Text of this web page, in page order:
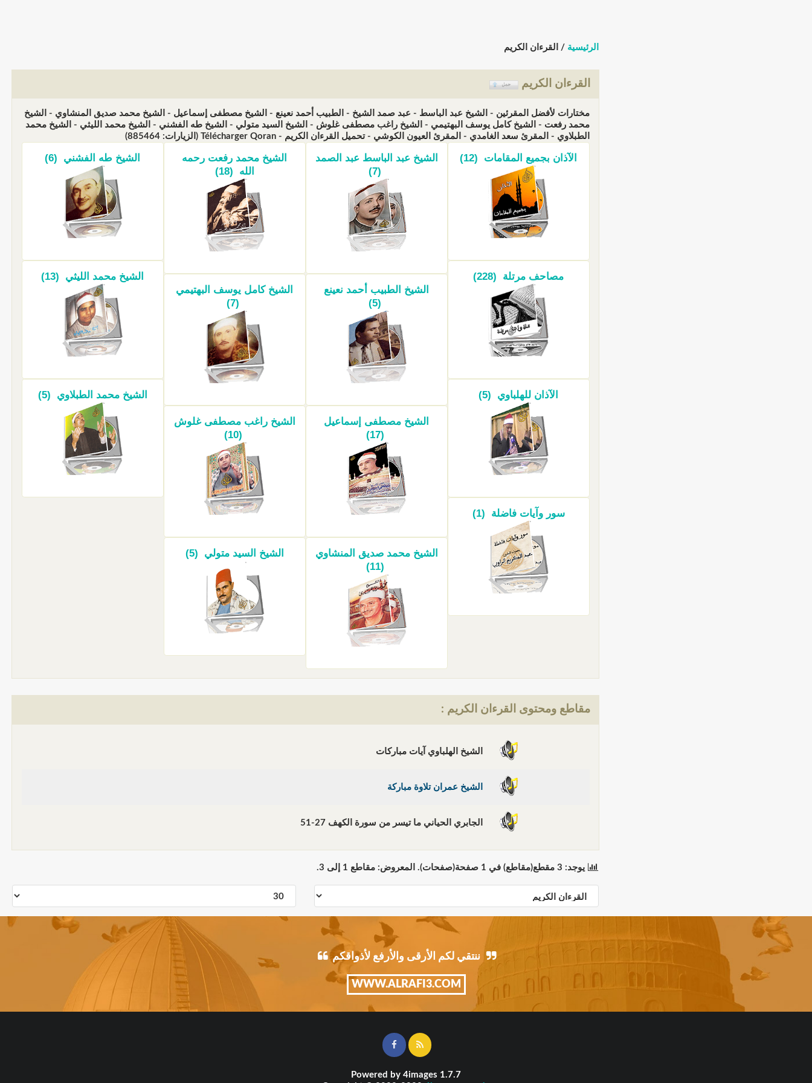
الرئيسية / القرءان الكريم
القرءان الكريم
مختارات لأفضل المقرئين - الشيخ عبد الباسط - عبد صمد الشيخ - الطبيب أحمد نعينع - الشيخ مصطفى إسماعيل - الشيخ محمد صديق المنشاوي - الشيخ
محمد رفعت - الشيخ كامل يوسف البهتيمي - الشيخ راغب مصطفى غلوش - الشيخ السيد متولي - الشيخ طه الفشني - الشيخ محمد الليثي - الشيخ محمد
الطبلاوي - المقرئ سعد الغامدي - المقرئ العيون الكوشي - تحميل القرءان الكريم - Télécharger Qoran (الزيارات: 885464)
الآذان بجميع المقامات (12)
مصاحف مرتلة (228)
الآذان للهلباوي (5)
سور وآيات فاضلة (1)
الشيخ عبد الباسط عبد الصمد
(7)
الشيخ الطبيب أحمد نعينع
(5)
الشيخ مصطفى إسماعيل
(17)
الشيخ محمد صديق المنشاوي
(11)
الشيخ محمد رفعت رحمه
الله (18)
الشيخ كامل يوسف البهتيمي
(7)
الشيخ راغب مصطفى غلوش
(10)
الشيخ السيد متولي (5)
الشيخ طه الفشني (6)
الشيخ محمد الليثي (13)
الشيخ محمد الطبلاوي (5)
مقاطع ومحتوى القرءان الكريم :
الشيخ الهلباوي آيات مباركات
الشيخ عمران تلاوة مباركة
الجابري الحياني ما تيسر من سورة الكهف 27-51
يوجد: 3 مقطع(مقاطع) في 1 صفحة(صفحات). المعروض: مقاطع 1 إلى 3.
ننتقي لكم الأرقى والأرفع لأذواقكم
WWW.ALRAFI3.COM
Powered by 4images 1.7.7